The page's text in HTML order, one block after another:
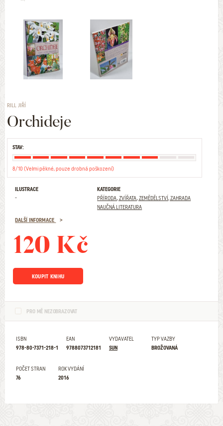
RILL JIŘÍ
Orchideje
STAV:
8/10 (Velmi pěkné, pouze drobná poškození)
ILUSTRACE
-
KATEGORIE
PŘÍRODA, ZVÍŘATA, ZEMĚDĚLSTVÍ, ZAHRADA
NAUČNÁ LITERATURA
DALŠÍ INFORMACE
120 Kč
KOUPIT KNIHU
PRO MĚ NEZOBRAZOVAT
ISBN
978-80-7371-218-1
EAN
9788073712181
VYDAVATEL
SUN
TYP VAZBY
BROŽOVANÁ
POČET STRAN
76
ROK VYDÁNÍ
2016